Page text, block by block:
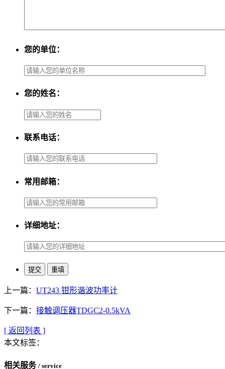
您的单位：
您的姓名：
联系电话：
常用邮箱：
详细地址：
上一篇： UT243 钳形谐波功率计
下一篇： 接触调压器TDGC2-0.5kVA
[ 返回列表 ]
本文标签：
相关服务 / service